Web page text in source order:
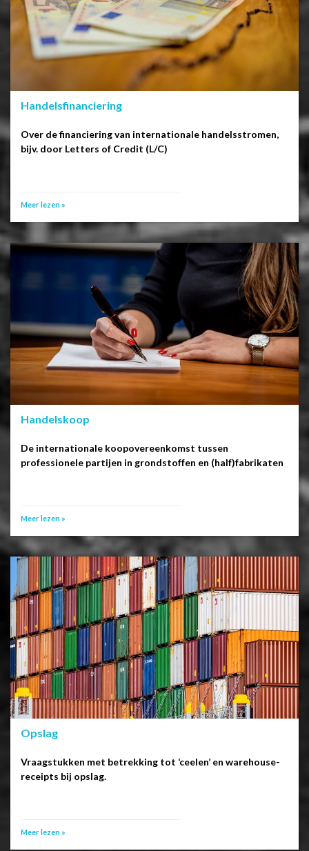
Handelsfinanciering
Over de financiering van internationale handelsstromen,
bijv. door Letters of Credit (L/C)
Meer lezen »
Handelskoop
De internationale koopovereenkomst tussen
professionele partijen in grondstoffen en (half)fabrikaten
Meer lezen »
Opslag
Vraagstukken met betrekking tot ‘ceelen’ en warehouse-
receipts bij opslag.
Meer lezen »